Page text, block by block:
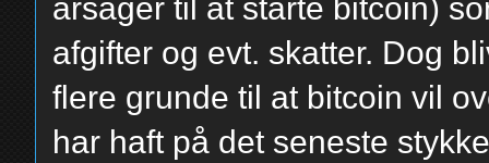
årsager til at starte bitcoin)
afgifter og evt. skatter. Dog
flere grunde til at bitcoin vil
har haft på det seneste